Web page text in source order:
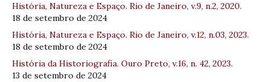
História, Natureza e Espaço. Rio de Janeiro, v.9, n.2, 2020.
18 de setembro de 2024
História, Natureza e Espaço. Rio de Janeiro, v.12, n.03, 2023.
18 de setembro de 2024
História da Historiografia. Ouro Preto, v.16, n. 42, 2023.
13 de setembro de 2024